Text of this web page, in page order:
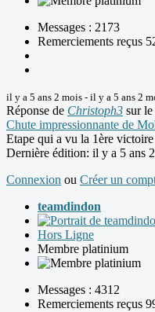
Messages : 2173
Remerciements reçus
il y a 5 ans 2 mois - il y a 5 ans 2
Réponse de Christoph3 sur
Chute impressionnante de
Etape qui a vu la 1ère
Dernière édition: il y a 5 ans
Connexion ou Créer un
teamdindon
Hors Ligne
Membre platinium
Messages : 4312
Remerciements reçus